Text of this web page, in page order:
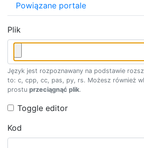
Powiązane portale
Plik
Język jest rozpoznawany na podstawie
to: c, cpp, cc, pas, py, rs. Możesz również
prostu przeciągnąć plik.
Toggle editor
Kod